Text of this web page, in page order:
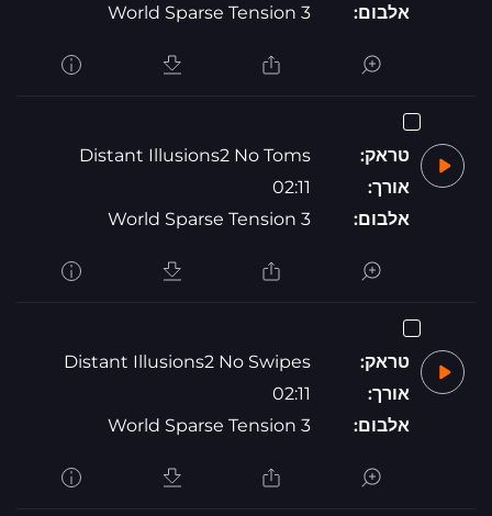
אלבום:
World Sparse Tension 3
טראק:
Distant Illusions2 No Toms
אורך:
02:11
אלבום:
World Sparse Tension 3
טראק:
Distant Illusions2 No Swipes
אורך:
02:11
אלבום:
World Sparse Tension 3